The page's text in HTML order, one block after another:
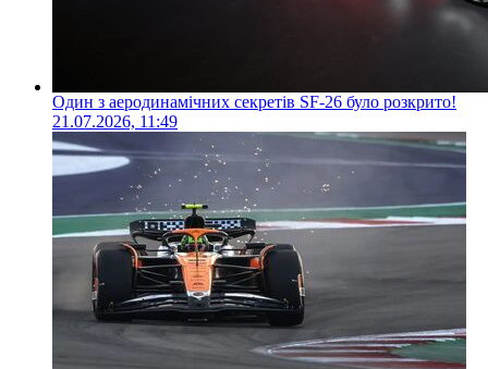
Один з аеродинамічних секретів SF-26 було розкрито!
21.07.2026, 11:49